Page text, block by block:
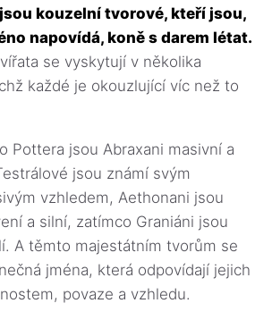
kouzelní tvorové, kteří jsou,
napovídá, koně s darem létat.
se vyskytují v několika
každé je okouzlující víc než to
Pottera jsou Abraxani masivní a
jsou známí svým
vzhledem, Aethonani jsou
a silní, zatímco Graniáni jsou
A těmto majestátním tvorům se
jména, která odpovídají jejich
povaze a vzhledu.